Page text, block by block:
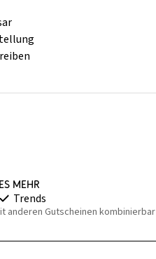
mehr
Trends
anderen Gutscheinen kombinierbar